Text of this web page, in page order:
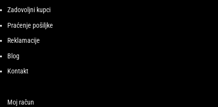
Zadovoljni kupci
Praćenje pošiljke
Reklamacije
Blog
Kontakt
Moj račun